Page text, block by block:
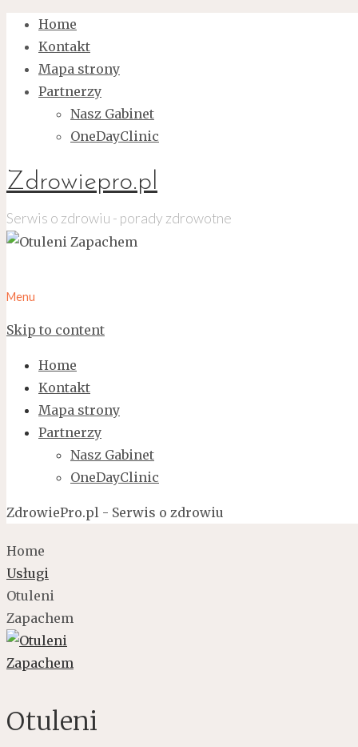
Home
Kontakt
Mapa strony
Partnerzy
Nasz Gabinet
OneDayClinic
Zdrowiepro.pl
Serwis o zdrowiu - porady zdrowotne
Menu
Skip to content
Home
Kontakt
Mapa strony
Partnerzy
Nasz Gabinet
OneDayClinic
ZdrowiePro.pl - Serwis o zdrowiu
Home
Usługi
Otuleni
Zapachem
Otuleni